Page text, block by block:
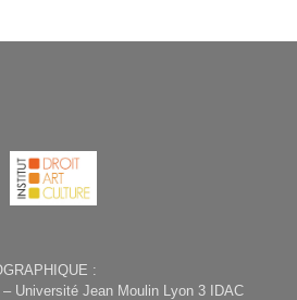
:
Université Jean Moulin Lyon 3 IDAC